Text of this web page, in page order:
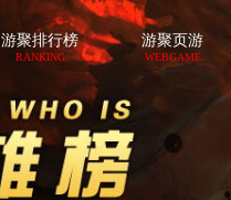
游聚排行榜
RANKING
游聚页游
WEBGAME